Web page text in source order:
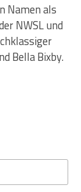
Namen als
NWSL und
Bella Bixby.